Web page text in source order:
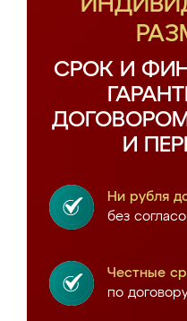
СРОК И
И
Ни рубля
без
Честные
по